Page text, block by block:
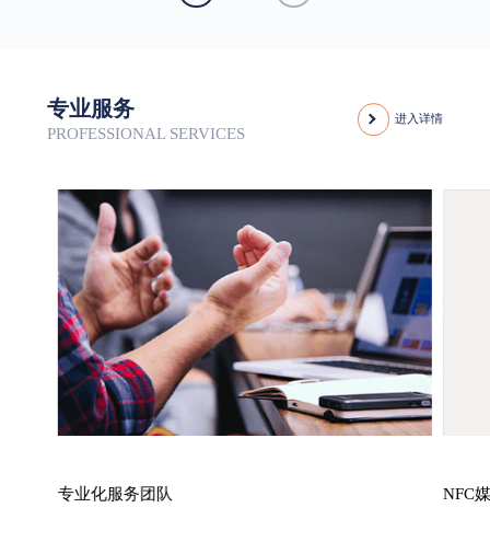
专业服务
PROFESSIONAL SERVICES
进入详情
专业化服务团队 NFC